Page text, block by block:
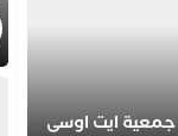
جمعية ايت اوسى